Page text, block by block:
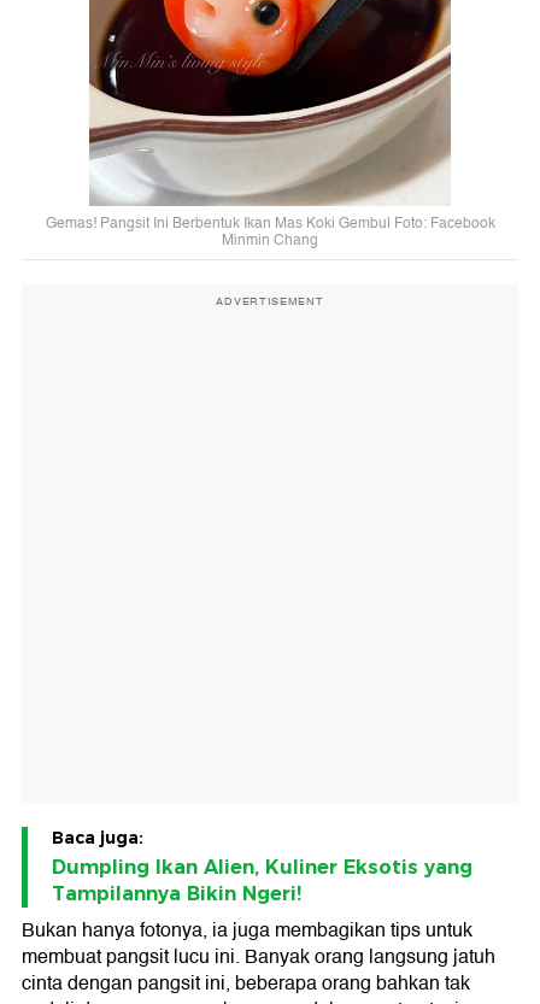
Gemas! Pangsit Ini Berbentuk Ikan Mas Koki Gembul Foto: Facebook
Minmin Chang
ADVERTISEMENT
Baca juga:
Dumpling Ikan Alien, Kuliner Eksotis yang
Tampilannya Bikin Ngeri!
Bukan hanya fotonya, ia juga membagikan tips untuk
membuat pangsit lucu ini. Banyak orang langsung jatuh
cinta dengan pangsit ini, beberapa orang bahkan tak